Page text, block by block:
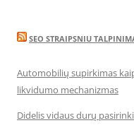
SEO STRAIPSNIU
Automobilių supirkimas
likvidumo mechanizmas
Didelis vidaus durų